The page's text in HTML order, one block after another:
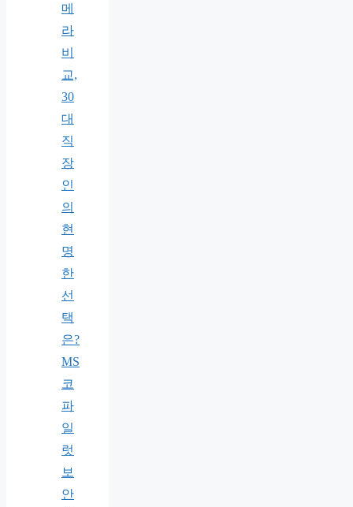
메
라
비
교,
30
대
직
장
인
의
현
명
한
선
택
은?
MS
코
파
일
럿
보
안